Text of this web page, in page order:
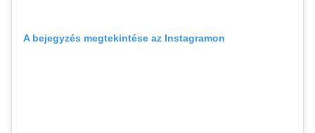
A bejegyzés megtekintése az Instagramon